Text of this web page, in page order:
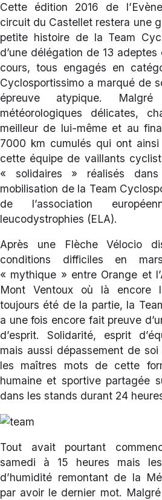
Cette édition 2016 de
circuit du Castellet restera une
petite histoire de la Team
d’une délégation de 13
cours, tous engagés en
Cyclosportissimo a marqué de
épreuve atypique.
météorologiques délicates,
meilleur de lui-même et au
7000 km cumulés qui ont
cette équipe de vaillants
« solidaires » réalisés
mobilisation de la Team
de l’association
leucodystrophies (ELA).
Après une Flèche Vélocio
conditions difficiles en
« mythique » entre Orange et
Mont Ventoux où là encore
toujours été de la partie, la
a une fois encore fait preuve
d’esprit. Solidarité, esprit
mais aussi dépassement de
les maîtres mots de cette
humaine et sportive partagée
dans les stands durant 24
Tout avait pourtant
samedi à 15 heures mais
d’humidité remontant de la
par avoir le dernier mot.